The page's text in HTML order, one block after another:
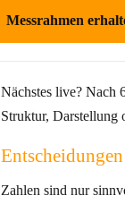
Messrahmen
Nächstes live? Nach
Struktur, Darstellung
Zahlen sind nur